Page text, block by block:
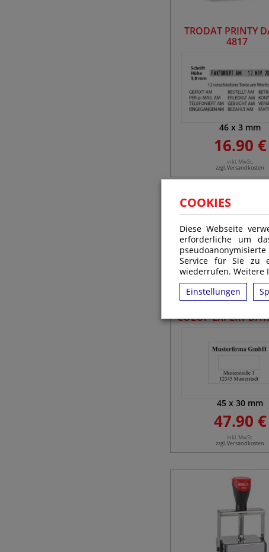
COOKIES
Diese Webseite
erforderliche um
Service für Sie zu
wiederrufen. Weitere
Einstellungen
TRODAT PRINTY
4817
46 x 3 mm
16.90 €
inkl. MwSt.
zzgl. Versandkosten
COLOP EXPERT
45 x 30 mm
47.90 €
inkl. MwSt.
zzgl. Versandkosten